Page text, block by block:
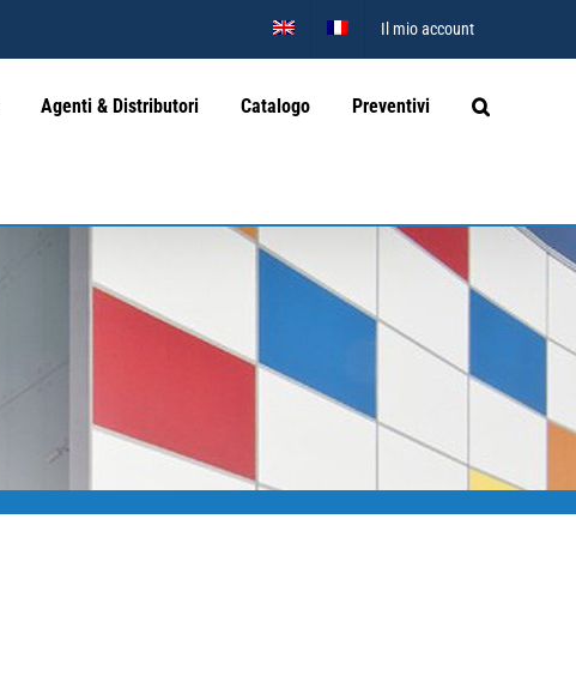
Il mio account
Agenti & Distributori Catalogo Preventivi